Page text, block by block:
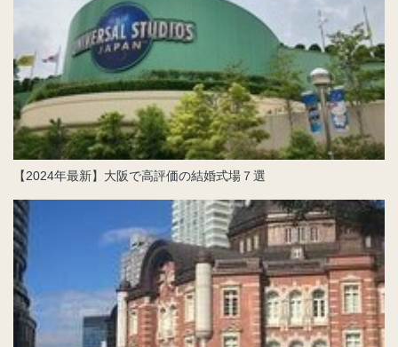
【2024年最新】大阪で高評価の結婚式場７選